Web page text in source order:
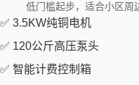
低门槛起步，适合小区周
✅ 3.5KW纯铜电机
✅ 120公斤高压泵头
✅ 智能计费控制箱